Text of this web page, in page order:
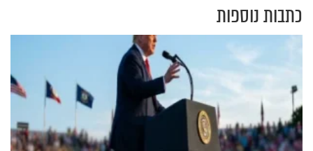
כתבות נוספות